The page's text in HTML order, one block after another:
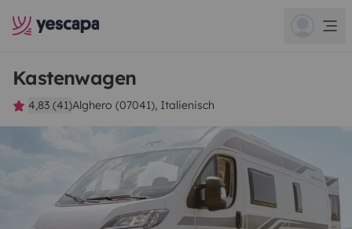
Kastenwagen
4,83 (41)Alghero (07041), Italienisch